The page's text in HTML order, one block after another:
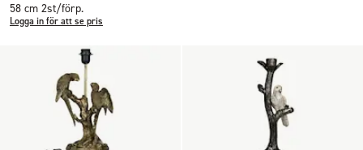
58 cm 2st/förp.
Logga in för att se pris